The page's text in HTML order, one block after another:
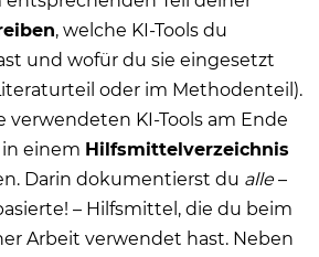
, welche KI-Tools du
und wofür du sie eingesetzt
oder im Methodenteil).
verwendeten KI-Tools am Ende
einem Hilfsmittelverzeichnis
Darin dokumentierst du alle–
– Hilfsmittel, die du beim
Arbeit verwendet hast. Neben